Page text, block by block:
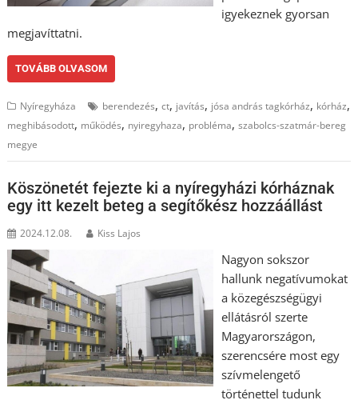
igyekeznek gyorsan
megjavíttatni.
TOVÁBB OLVASOM
Nyíregyháza berendezés,ct, javítás, jósa andrás tagkórház, kórház,
meghibásodott, működés, nyiregyhaza, probléma,szabolcs-szatmár-bereg
megye
Köszönetét fejezte ki a nyíregyházi kórháznak
egy itt kezelt beteg a segítőkész hozzáállást
2024.12.08. Kiss Lajos
Nagyon sokszor
hallunk negatívumokat
a közegészségügyi
ellátásról szerte
Magyarországon,
szerencsére most egy
szívmelengető
történettel tudunk